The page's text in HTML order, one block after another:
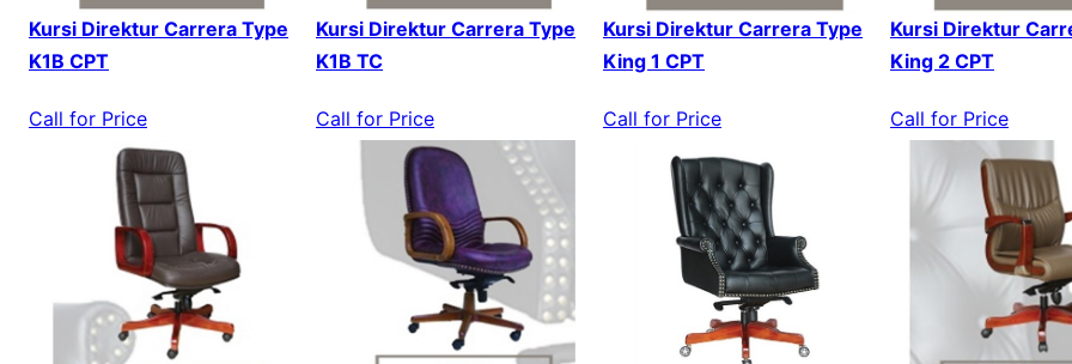
Kursi Direktur Carrera Type
K1B CPT
Call for Price
Kursi Direktur Carrera Type
K1B TC
Call for Price
Kursi Direktur Carrera Type
King 1 CPT
Call for Price
Kursi Direktur
King 2 CPT
Call for Price